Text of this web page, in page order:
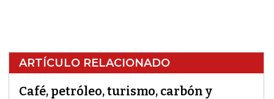
ARTÍCULO RELACIONADO
Café, petróleo, turismo, carbón y